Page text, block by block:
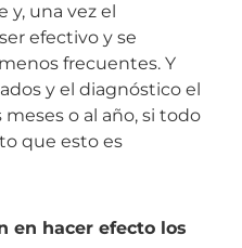
y, una vez el
efectivo y se
frecuentes. Y
y el diagnóstico el
meses o al año, si todo
que esto es
en hacer efecto los